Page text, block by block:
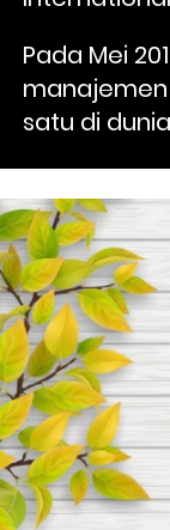
Pada Mei
satu di